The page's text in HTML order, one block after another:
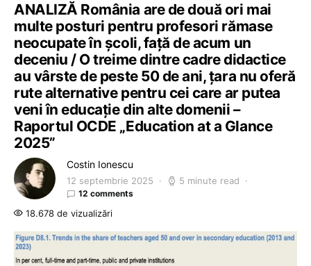
ANALIZĂ România are de două ori mai
multe posturi pentru profesori rămase
neocupate în școli, față de acum un
deceniu / O treime dintre cadre didactice
au vârste de peste 50 de ani, țara nu oferă
rute alternative pentru cei care ar putea
veni în educație din alte domenii –
Raportul OCDE „Education at a Glance
2025”
Costin Ionescu
12 septembrie 2025 5 minute read
12 comments
18.678 de vizualizări